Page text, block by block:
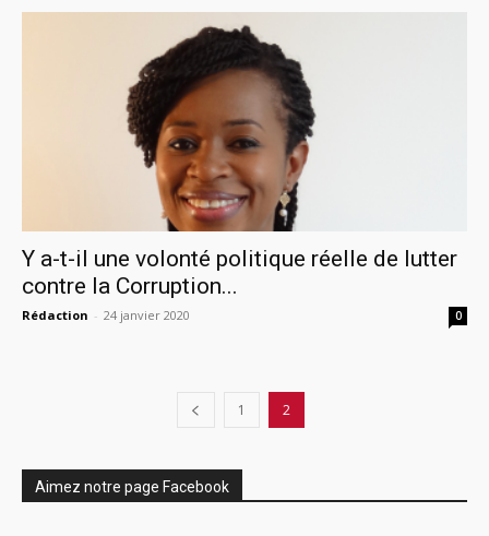
Y a-t-il une volonté politique réelle de lutter
contre la Corruption...
Rédaction - 24 janvier 2020 0
1 2
Aimez notre page Facebook